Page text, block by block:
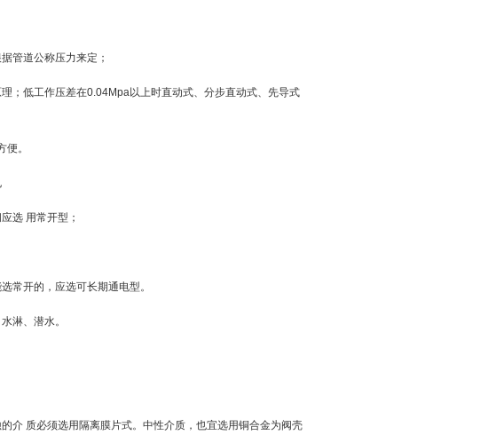
管道公称压力来定；
；低工作压差在0.04Mpa以上时直动式、分步直动式、先导式
。
选 用常开型；
常开的，应选可长期通电型。
淋、潜水。
介 质必须选用隔离膜片式。中性介质，也宜选用铜合金为阀壳